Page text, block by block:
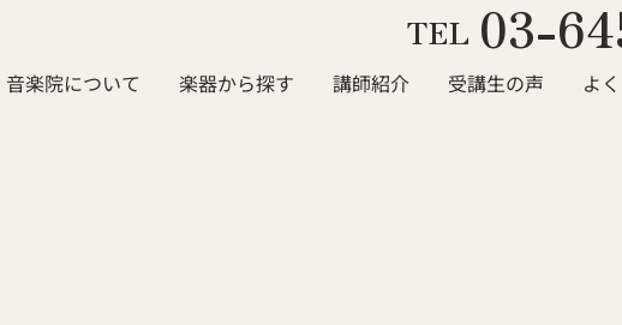
TEL 03-
音楽院について 楽器から探す 講師紹介 受講生の声 よ